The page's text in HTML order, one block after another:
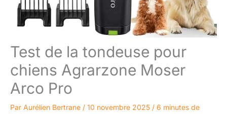
Test de la tondeuse pour
chiens Agrarzone Moser
Arco Pro
Par Aurélien Bertrane / 10 novembre 2025 / 6 minutes de